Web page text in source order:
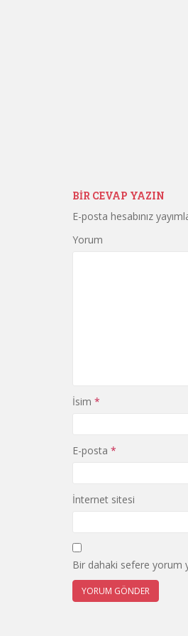
BIR CEVAP YAZIN
E-posta hesabınız
Yorum
İsim *
E-posta *
İnternet sitesi
Bir dahaki sefere yorum